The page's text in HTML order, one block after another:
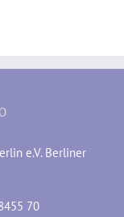
e.V. Berliner
70